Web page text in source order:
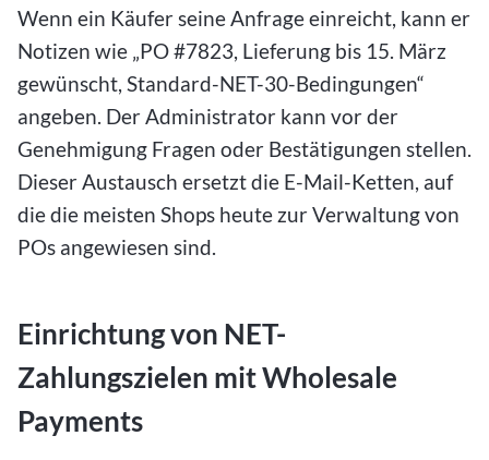
Wenn ein Käufer seine Anfrage einreicht, kann er
Notizen wie „PO #7823, Lieferung bis 15. März
gewünscht, Standard-NET-30-Bedingungen“
angeben. Der Administrator kann vor der
Genehmigung Fragen oder Bestätigungen stellen.
Dieser Austausch ersetzt die E-Mail-Ketten, auf
die die meisten Shops heute zur Verwaltung von
POs angewiesen sind.
Einrichtung von NET-
Zahlungszielen mit Wholesale
Payments